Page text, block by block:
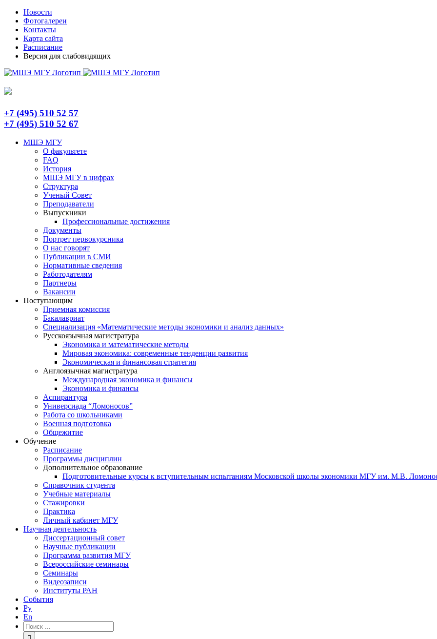
Skip
content
TelegramНовости
Фотогалереи
Контакты
Карта сайта
Расписание
Версия для слабовидящих
+7 (495) 510 52 57
+7 (495) 510 52 67
МШЭ МГУ
О факультете
FAQ
История
МШЭ МГУ в цифрах
Структура
Ученый Совет
Преподаватели
Выпускники
Профессиональные достижения
Документы
Портрет первокурсника
О нас говорят
Публикации в СМИ
Нормативные сведения
Работодателям
Партнеры
Вакансии
Поступающим
Приемная комиссия
Бакалавриат
Специализация «Математические методы экономики и анализ данных»
Русскоязычная магистратура
Экономика и математические методы
Мировая экономика: современные тенденции развития
Экономическая и финансовая стратегия
Англоязычная магистратура
Международная экономика и финансы
Экономика и финансы
Аспирантура
Универсиада “Ломоносов”
Работа со школьниками
Военная подготовка
Общежитие
Обучение
Расписание
Программы дисциплин
Дополнительное образование
Подготовительные курсы к вступительным испытаниям Московской школы экономики МГУ им. М.В.
Справочник студента
Учебные материалы
Стажировки
Практика
Личный кабинет МГУ
Научная деятельность
Диссертационный совет
Научные публикации
Программа развития МГУ
Всероссийские семинары
Семинары
Видеозаписи
Институты РАН
События
Ру
En
Результат
поиска: